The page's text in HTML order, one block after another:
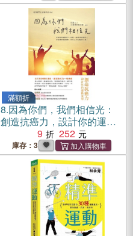
滿額折
8.因為你們，我們相信光：
創造抗癌力，設計你的運動
9 252
庫存：3